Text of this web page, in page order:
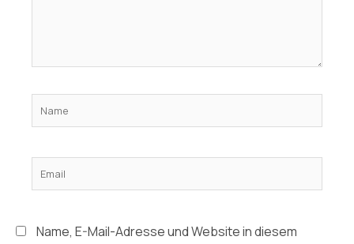
Name
Email
Name, E-Mail-Adresse und Website in diesem